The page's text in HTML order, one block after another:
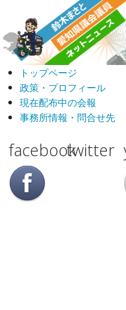
トップページ
政策・プロフィール
現在配布中の会報
事務所情報・問合せ先
facebooktwitter